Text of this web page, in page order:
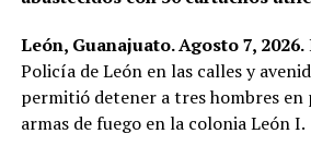
León, Guanajuato. Agosto 7, 2026.
Policía de León en las calles y
permitió detener a tres hombres en
armas de fuego en la colonia León I.